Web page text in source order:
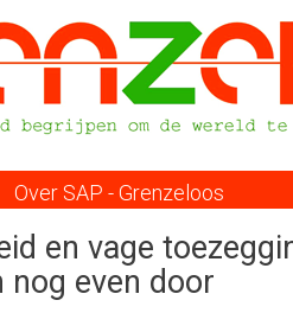
Over SAP - Grenzeloos
en vage
nog even door